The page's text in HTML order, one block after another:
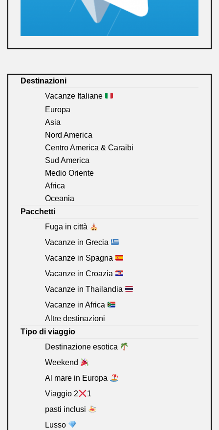
Destinazioni
Vacanze Italiane
Europa
Asia
Nord America
Centro America & Caraibi
Sud America
Medio Oriente
Africa
Oceania
Pacchetti
Fuga in città
Vacanze in Grecia
Vacanze in Spagna
Vacanze in Croazia
Vacanze in Thailandia
Vacanze in Africa
Altre destinazioni
Tipo di viaggio
Destinazione esotica
Weekend
Al mare in Europa
Viaggio 2
1
pasti inclusi
Lusso